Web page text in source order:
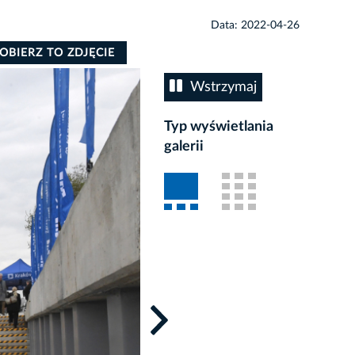
Data: 2022-04-26
Wstrzymaj
Typ wyświetlania
galerii
TO ZDJĘCIE